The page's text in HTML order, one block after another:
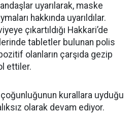
uyarılarak, maske
hakkında uyarıldılar.
çıkartıldığı Hakkari’de
tabletler bulunan polis
olanların çarşıda gezip
ettiler.
kurallara uyduğu
olarak devam ediyor.